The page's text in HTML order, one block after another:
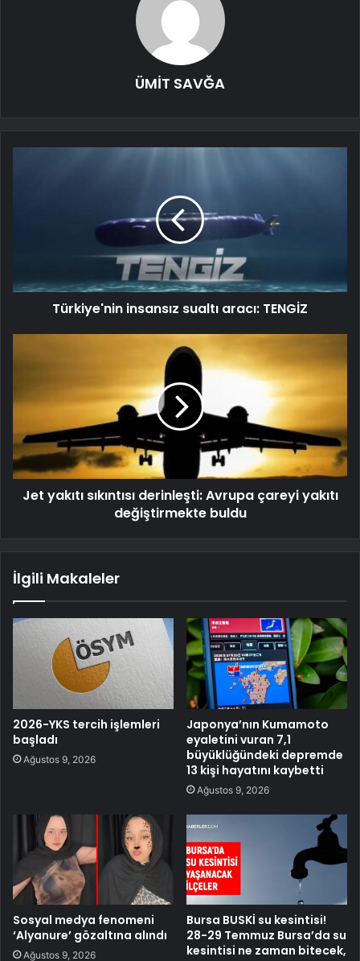
ÜMİT SAVĞA
Türkiye'nin insansız sualtı aracı: TENGİZ
Jet yakıtı sıkıntısı derinleşti: Avrupa çareyi yakıtı
değiştirmekte buldu
İlgili Makaleler
2026-YKS tercih işlemleri
başladı
Ağustos 9, 2026
Japonya’nın Kumamoto
eyaletini vuran 7,1
büyüklüğündeki depremde
13 kişi hayatını kaybetti
Ağustos 9, 2026
Sosyal medya fenomeni
‘Alyanure’ gözaltına alındı
Ağustos 9, 2026
Bursa BUSKİ su kesintisi!
28-29 Temmuz Bursa’da su
kesintisi ne zaman bitecek,